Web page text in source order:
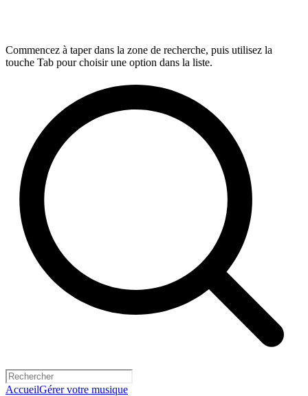
Commencez à taper dans la zone de recherche, puis utilisez la
touche Tab pour choisir une option dans la liste.
AccueilGérer votre musique